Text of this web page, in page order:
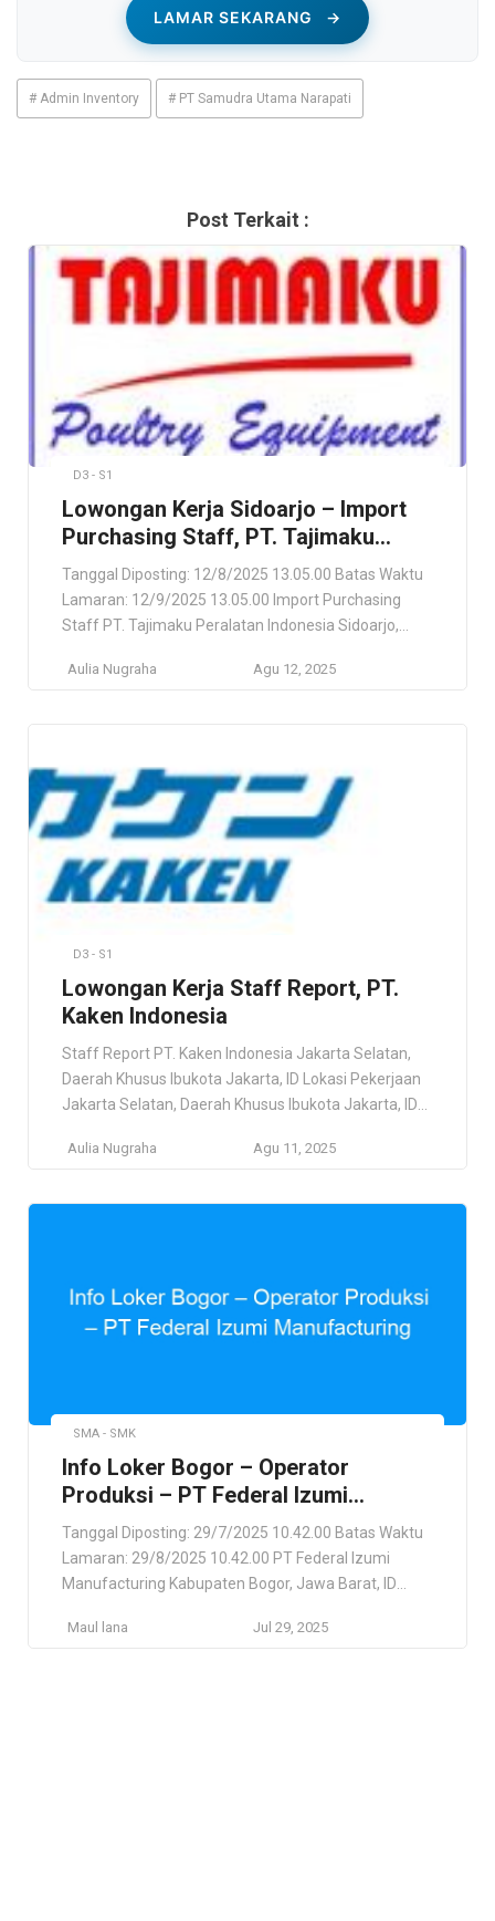
LAMAR SEKARANG →
# Admin Inventory # PT Samudra Utama Narapati
Post Terkait :
D3 - S1
Lowongan Kerja Sidoarjo – Import
Purchasing Staff, PT. Tajimaku
Peralatan Indonesia
Tanggal Diposting: 12/8/2025 13.05.00 Batas Waktu
Lamaran: 12/9/2025 13.05.00 Import Purchasing
Staff PT. Tajimaku Peralatan Indonesia Sidoarjo,
Timur, ID Deskripsi Pekerjaan Impor/Ekspor & Pabean
and Port Agency business. Experience in handling
Export […]
Aulia Nugraha Agu 12, 2025
D3 - S1
Lowongan Kerja Staff Report, PT.
Kaken Indonesia
Staff Report PT. Kaken Indonesia Jakarta Selatan,
Daerah Khusus Ibukota Jakarta, ID Lokasi Pekerjaan
Jakarta Selatan, Daerah Khusus Ibukota Jakarta, ID
Incorporated Foundation (abbreviated “KAKEN”),
Foundation as its predecessor, Ministry of Commerce
Aulia Nugraha Agu 11, 2025
SMA - SMK
Info Loker Bogor – Operator
Produksi – PT Federal Izumi
Manufacturing
Tanggal Diposting: 29/7/2025 10.42.00 Batas Waktu
Lamaran: 29/8/2025 10.42.00 PT Federal Izumi
Manufacturing Kabupaten Bogor, Jawa Barat, ID
Deskripsi Pekerjaan Info Lowongan Kerja PT Federal
Maul lana Jul 29, 2025